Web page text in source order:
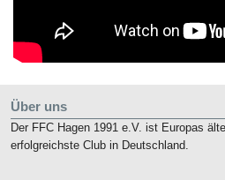
Über uns
Der FFC Hagen 1991 e.V. ist Europas
erfolgreichste Club in Deutschland.